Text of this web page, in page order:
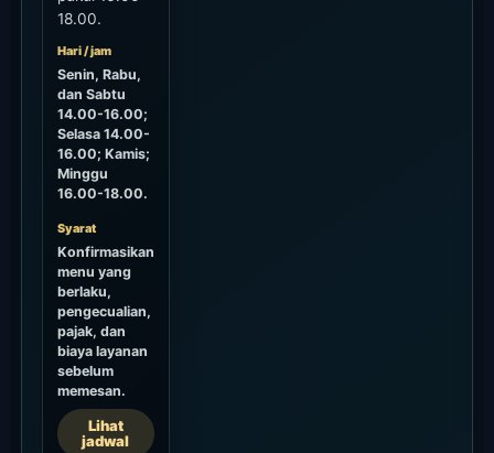
18.00.
Hari / jam
Senin, Rabu,
dan Sabtu
14.00-16.00;
Selasa 14.00-
16.00; Kamis;
Minggu
16.00-18.00.
Syarat
Konfirmasikan
berlaku,
pengecualian,
pajak, dan
biaya layanan
sebelum
Lihat
jadwal